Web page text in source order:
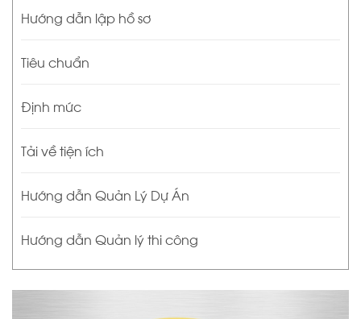
Hướng dẫn lập hồ sơ
Tiêu chuẩn
Định mức
Tải về tiện ích
Hướng dẫn Quản Lý Dự Án
Hướng dẫn Quản lý thi công